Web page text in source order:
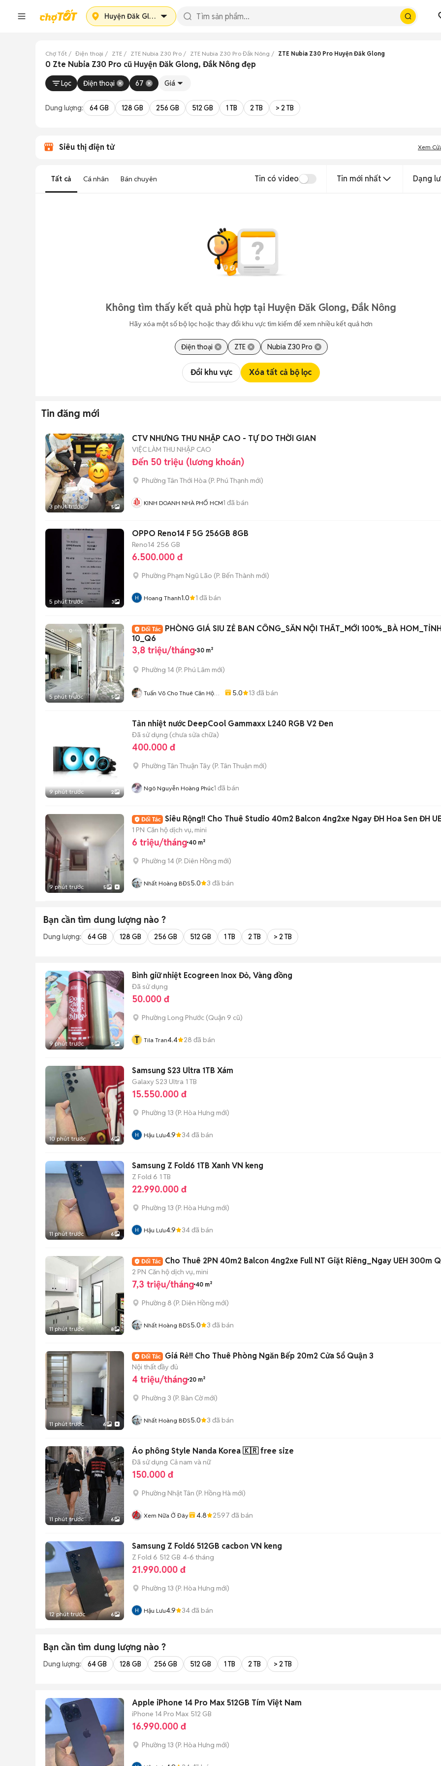
Huyện Đăk Glong
Chợ Tốt Điện thoại ZTE ZTE Nubia Z30 Pro ZTE Nubia Z30 Pro Đắk Nông ZTE Nubia Z30 Pro Huyện Đăk Glong
0 Zte Nubia Z30 Pro cũ Huyện Đăk Glong, Đắk Nông đẹp
Lọc Điện thoại 67 Giá
Dung lượng: 64 GB 128 GB 256 GB 512 GB 1 TB 2 TB > 2 TB
Siêu thị điện tử Xem
Tất cả Cá nhân Bán chuyên Tin có video Tin mới nhất Dạng
Không tìm thấy kết quả phù hợp tại Huyện Đăk Glong, Đắk Nông
Hãy xóa một số bộ lọc hoặc thay đổi khu vực tìm kiếm để xem nhiều kết quả hơn
Điện thoại ZTE Nubia Z30 Pro
Đổi khu vực Xóa tất cả bộ lọc
Tin đăng mới
3 phút trước 5
CTV NHƯNG THU NHẬP CAO - TỰ DO THỜI GIAN
VIỆC LÀM THU NHẬP CAO
Đến 50 triệu (lương khoán)
Phường Tân Thới Hòa (P. Phú Thạnh mới)
KINH DOANH NHÀ PHỐ HCM1 đã bán
5 phút trước 3
OPPO Reno14 F 5G 256GB 8GB
Reno14 256 GB
6.500.000 đ
Phường Phạm Ngũ Lão (P. Bến Thành mới)
Hoang Thanh1.0 1 đã bán
5 phút trước 5
PHÒNG GIÁ SIU ZẺ BAN CÔNG_SẴN NỘI THẤT_MỚI 100%_BÀ
10_Q6
3,8 triệu/tháng 30 m²
Phường 14 (P. Phú Lâm mới)
Tuấn Võ Cho Thuê Căn Hộ
5.0 13 đã bán
9 phút trước 2
Tản nhiệt nước DeepCool Gammaxx L240 RGB V2 Đen
Đã sử dụng (chưa sửa chữa)
400.000 đ
Phường Tân Thuận Tây (P. Tân Thuận mới)
Ngô Nguyễn Hoàng Phúc1 đã bán
9 phút trước 5
Siêu Rộng!! Cho Thuê Studio 40m2 Balcon 4ng2xe Ngay ĐH Hoa Sen ĐH
1 PN Căn hộ dịch vụ, mini
6 triệu/tháng 40 m²
Phường 14 (P. Diên Hồng mới)
Nhất Hoàng BĐS5.0 3 đã bán
Bạn cần tìm dung lượng nào ?
Dung lượng: 64 GB 128 GB 256 GB 512 GB 1 TB 2 TB > 2 TB
9 phút trước 5
Bình giữ nhiệt Ecogreen Inox Đỏ, Vàng đồng
Đã sử dụng
50.000 đ
Phường Long Phước (Quận 9 cũ)
T Tila Tran4.4 28 đã bán
10 phút trước 6
Samsung S23 Ultra 1TB Xám
Galaxy S23 Ultra 1 TB
15.550.000 đ
Phường 13 (P. Hòa Hưng mới)
Hậu Lưu4.9 34đã bán
11 phút trước 6
Samsung Z Fold6 1TB Xanh VN keng
Z Fold 6 1 TB
22.990.000 đ
Phường 13 (P. Hòa Hưng mới)
Hậu Lưu4.9 34đã bán
11 phút trước 8
Cho Thuê 2PN 40m2 Balcon 4ng2xe Full NT Giặt Riêng_Ngay UEH 300m
2 PN Căn hộ dịch vụ, mini
7,3 triệu/tháng 40 m²
Phường 8 (P. Diên Hồng mới)
Nhất Hoàng BĐS5.0 3 đã bán
11 phút trước 6
Giá Rẻ!! Cho Thuê Phòng Ngăn Bếp 20m2 Cửa Sổ Quận 3
Nội thất đầy đủ
4 triệu/tháng 20 m²
Phường 3 (P. Bàn Cờmới)
Nhất Hoàng BĐS5.0 3 đã bán
11 phút trước 6
Áo phông Style Nanda Korea 🇰🇷 free size
Đã sử dụng Cả nam và nữ
150.000 đ
Phường Nhật Tân (P. Hồng Hà mới)
Xem Nữa Ở Đây 4.8 2597 đã bán
12 phút trước 6
Samsung Z Fold6 512GB cacbon VN keng
Z Fold 6 512 GB 4-6 tháng
21.990.000 đ
Phường 13 (P. Hòa Hưng mới)
Hậu Lưu4.9 34đã bán
Bạn cần tìm dung lượng nào ?
Dung lượng: 64 GB 128 GB 256 GB 512 GB 1 TB 2 TB > 2 TB
Apple iPhone 14 Pro Max 512GB Tím Việt Nam
iPhone 14 Pro Max 512 GB
16.990.000 đ
Phường 13 (P. Hòa Hưng mới)